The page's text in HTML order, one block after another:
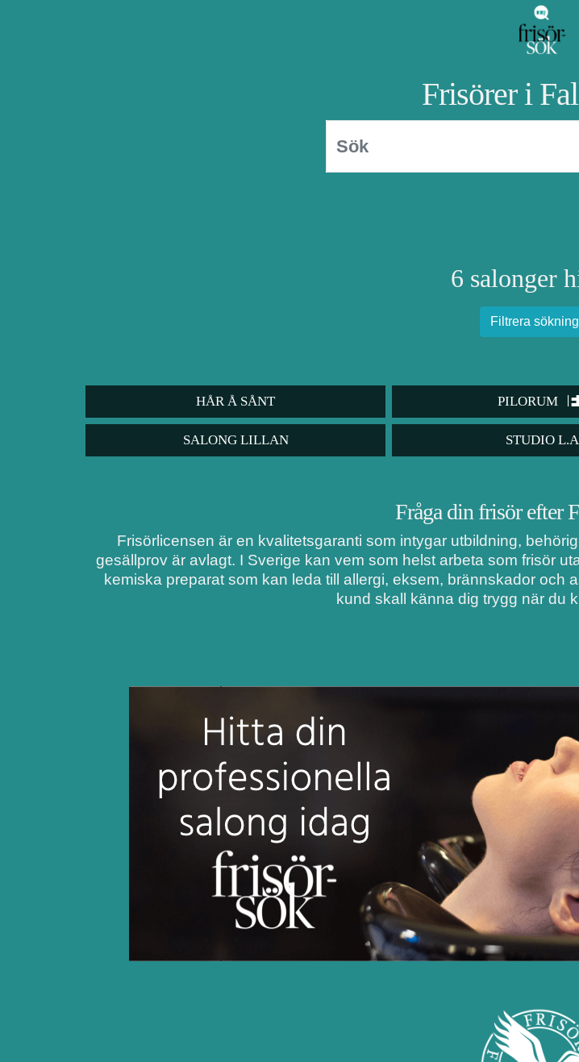
Frisörer i
6 salonger
Filtrera
HÅR Å SÅNT PILORUM
SALONG LILLAN STUDIO L.A
Fråga din frisör efter
Frisörlicensen är en kvalitetsgaranti som intygar utbildning,
gesällprov är avlagt. I Sverige kan vem som helst arbeta som frisör
kemiska preparat som kan leda till allergi, eksem, brännskador och
kund skall känna dig trygg när du